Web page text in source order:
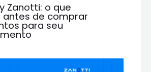
Zanotti: o que
antes de comprar
para seu